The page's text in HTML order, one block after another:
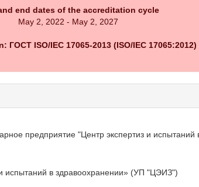
end dates of the accreditation cycle
May 2, 2022 - May 2, 2027
ГОСТ ISO/IEC 17065-2013 (ISO/IEC 17065:2012)
предприятие "Центр экспертиз и испытаний
испытаний в здравоохранении» (УП "ЦЭИЗ")